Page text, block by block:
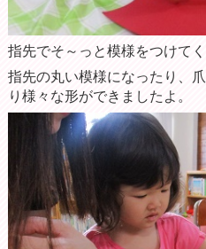
指先でそ～っと模様をつけてく
指先の丸い模様になったり、
り様々な形ができましたよ。